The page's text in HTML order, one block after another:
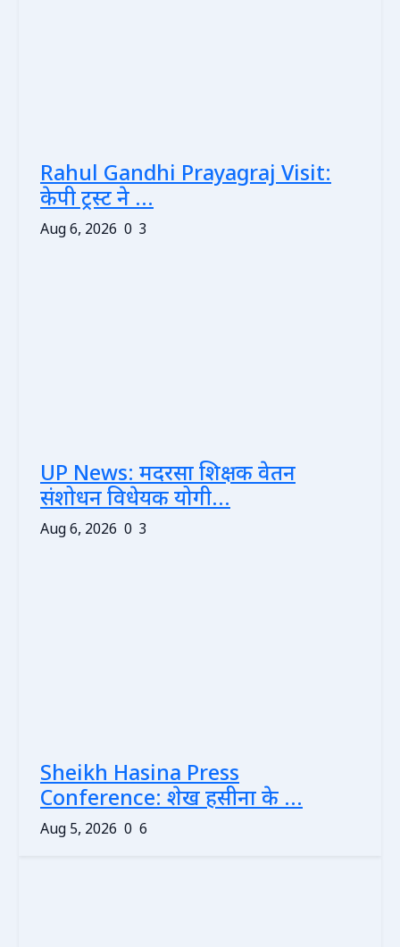
Rahul Gandhi Prayagraj Visit:
केपी ट्रस्ट ने ...
Aug 6, 2026 0 3
UP News: मदरसा शिक्षक वेतन
संशोधन विधेयक योगी...
Aug 6, 2026 0 3
Sheikh Hasina Press
Conference: शेख हसीना के ...
Aug 5, 2026 0 6